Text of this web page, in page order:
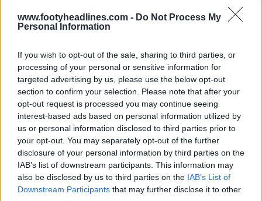
www.footyheadlines.com - Do Not Process My
Personal Information
If you wish to opt-out of the sale, sharing to third parties, or
processing of your personal or sensitive information for
targeted advertising by us, please use the below opt-out
section to confirm your selection. Please note that after your
opt-out request is processed you may continue seeing
interest-based ads based on personal information utilized by
us or personal information disclosed to third parties prior to
your opt-out. You may separately opt-out of the further
disclosure of your personal information by third parties on the
IAB’s list of downstream participants. This information may
also be disclosed by us to third parties on the IAB’s List of
Downstream Participants that may further disclose it to other
Anticipazioni e filtrazioni sulla terza maglia del
Newcastle United 26-27 – Lancio previsto per la
prossima settimana